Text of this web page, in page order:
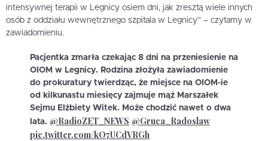
intensywnej terapii w Legnicy osiem dni, jak zresztą wiele innych
osób z oddziału wewnętrznego szpitala w Legnicy” – czytamy w
zawiadomieniu.
Pacjentka zmarła czekając 8 dni na przeniesienie na
OIOM w Legnicy. Rodzina złożyła zawiadomienie
do prokuratury twierdząc, że miejsce na OIOM-ie
od kilkunastu miesięcy zajmuje mąż Marszałek
Sejmu Elżbiety Witek. Może chodzić nawet o dwa
lata. @RadioZET_NEWS @Gruca_Radoslaw
pic.twitter.com/kO7UCdVRGh